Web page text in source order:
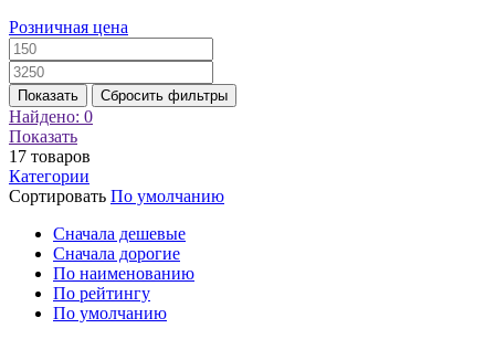
Розничная цена
Показать Сбросить фильтры
Найдено: 0
Показать
17 товаров
Категории
Сортировать По умолчанию
Cначала дешевые
Cначала дорогие
По наименованию
По рейтингу
По умолчанию